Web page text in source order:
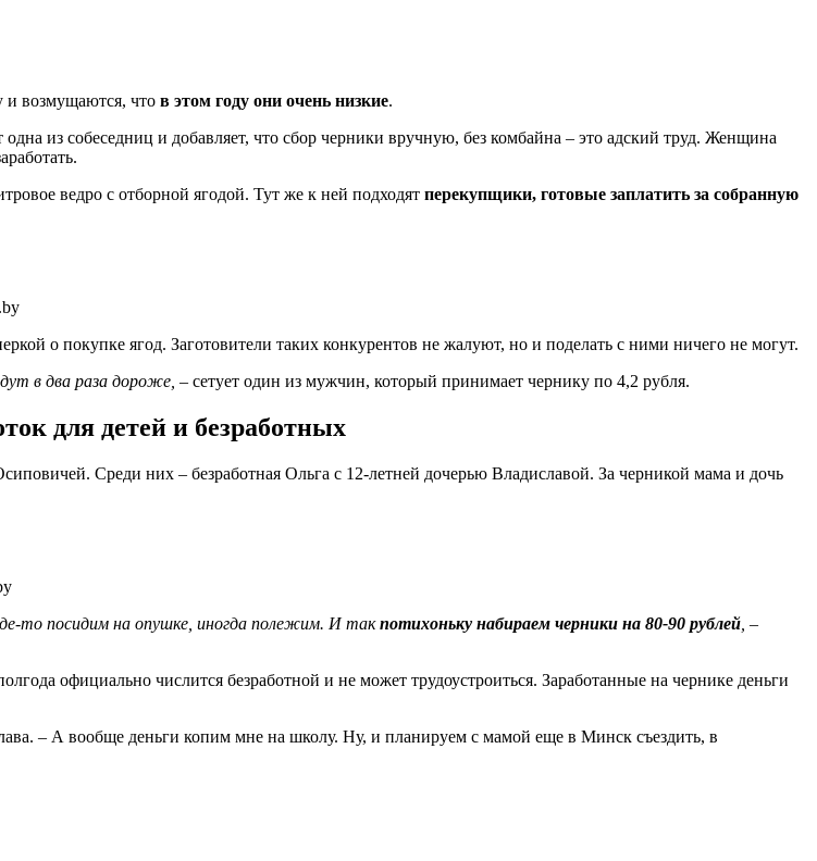
и возмущаются, что в этом году они очень низкие.
одна из собеседниц и добавляет, что сбор черники вручную, без комбайна – это адский труд. Женщина
ведро с отборной ягодой. Тут же к ней подходят перекупщики, готовые заплатить за собранную
о покупке ягод. Заготовители таких конкурентов не жалуют, но и поделать с ними ничего не могут.
в два раза дороже, – сетует один из мужчин, который принимает чернику по 4,2 рубля.
для детей и безработных
Среди них – безработная Ольга с 12-летней дочерью Владиславой. За черникой мама и дочь
то посидим на опушке, иногда полежим. И такпотихоньку набираем черники на 80-90 рублей –
официально числится безработной и не может трудоустроиться. Заработанные на чернике деньги
– А вообще деньги копим мне на школу. Ну, и планируем с мамой еще в Минск съездить, в